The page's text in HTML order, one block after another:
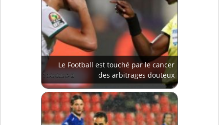
Le Football est touché par le cancer
des arbitrages douteux